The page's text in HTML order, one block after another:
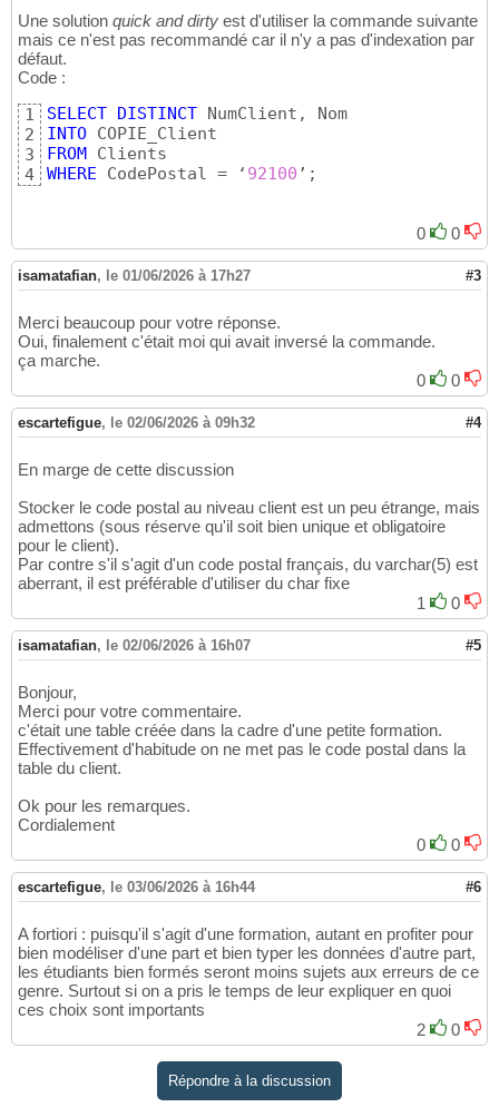
Une solution quick and dirty est d'utiliser la commande suivante
mais ce n'est pas recommandé car il n'y a pas d'indexation par
défaut.
Code :
1
2
3
4
SELECT DISTINCT
INTO
FROM
WHERE CodePostal = ‘ 92100 ’;
0 0
isamatafian, le 01/06/2026 à 17h27 #3
Merci beaucoup pour votre réponse.
Oui, finalement c'était moi qui avait inversé la commande.
ça marche.
0
0
escartefigue, le 02/06/2026 à 09h32 #4
En marge de cette discussion
Stocker le code postal au niveau client est un peu étrange, mais
admettons (sous réserve qu'il soit bien unique et obligatoire
pour le client).
Par contre s'il s'agit d'un code postal français, du varchar(5) est
aberrant, il est préférable d'utiliser du char fixe
1
0
isamatafian, le 02/06/2026 à 16h07 #5
Bonjour,
Merci pour votre commentaire.
c'était une table créée dans la cadre d'une petite formation.
Effectivement d'habitude on ne met pas le code postal dans la
table du client.
Ok pour les remarques.
Cordialement
0
0
escartefigue, le 03/06/2026 à 16h44 #6
A fortiori : puisqu'il s'agit d'une formation, autant en profiter pour
bien modéliser d'une part et bien typer les données d'autre part,
les étudiants bien formés seront moins sujets aux erreurs de ce
genre. Surtout si on a pris le temps de leur expliquer en quoi
ces choix sont importants
2
0
Répondre à la discussion